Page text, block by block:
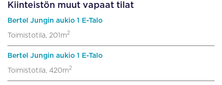
Kiinteistön muut vapaat tilat
Bertel Jungin aukio 1 E-Talo
Toimistotila, 201m2
Bertel Jungin aukio 1 E-Talo
Toimistotila, 420m2